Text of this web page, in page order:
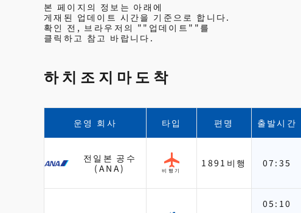
본 페이지의 정보는 아래에
게재된 업데이트 시간을 기준으로 합니다.
확인 전, 브라우저의 ""업데이트""를
클릭하고 참고 바랍니다.
하치조지마도착
운영 회사 타입 편명 출발시간
전일본 공수
(ANA)
비행기
1891비행 07:35
05:10